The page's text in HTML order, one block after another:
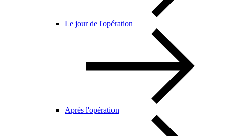
Le jour de l'opération
Après l'opération